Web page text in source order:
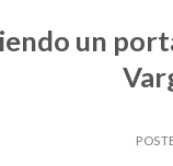
un